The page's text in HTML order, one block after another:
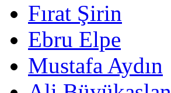
Fırat Şirin
Ebru Elpe
Mustafa Aydın